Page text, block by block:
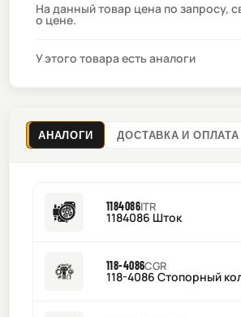
На данный товар цена по запросу,
о цене.
У этого товара есть аналоги
АНАЛОГИ ДОСТАВКА И ОПЛАТА
1184086ITR
1184086 Шток
118-4086CGR
118-4086 Стопорный